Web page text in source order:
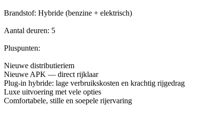
Brandstof: Hybride (benzine + elektrisch)
Aantal deuren: 5
Pluspunten:
Nieuwe distributieriem
Nieuwe APK — direct rijklaar
Plug-in hybride: lage verbruikskosten en krachtig rijgedrag
Luxe uitvoering met vele opties
Comfortabele, stille en soepele rijervaring